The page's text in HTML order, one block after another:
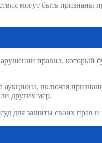
могут быть
правил, который
включая
других мер.
для защиты своих прав и